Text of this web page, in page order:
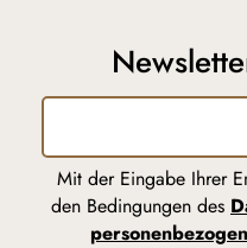
Mit der Eingabe Ihrer
den Bedingungen des